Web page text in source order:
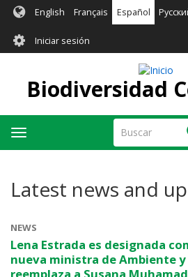
Pasar
contenido
principal
English Français Español
User
account
menu
Iniciar sesión
Biodiversidad
Buscar
Toggle
navigation
Latest news and
NEWS
Lena Estrada es designada
nueva ministra de Ambiente y
reemplaza a Susana Muhamad